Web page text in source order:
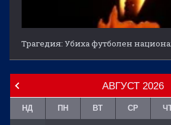
Трагедия: Убиха футболен
АВГУСТ 2026
НД ПН ВТ СР